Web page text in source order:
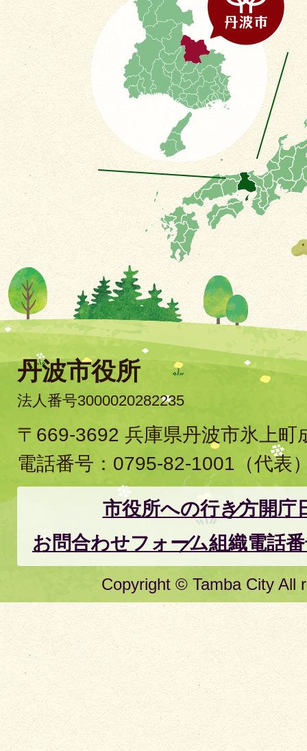
丹波市役所
法人番号3000020282235
〒669-3692 兵庫県丹波市氷上町
電話番号： 0795-82-1001 （代表
市役所への行き方開庁
お問合わせフォーム組織電話
Copyright © Tamba City All